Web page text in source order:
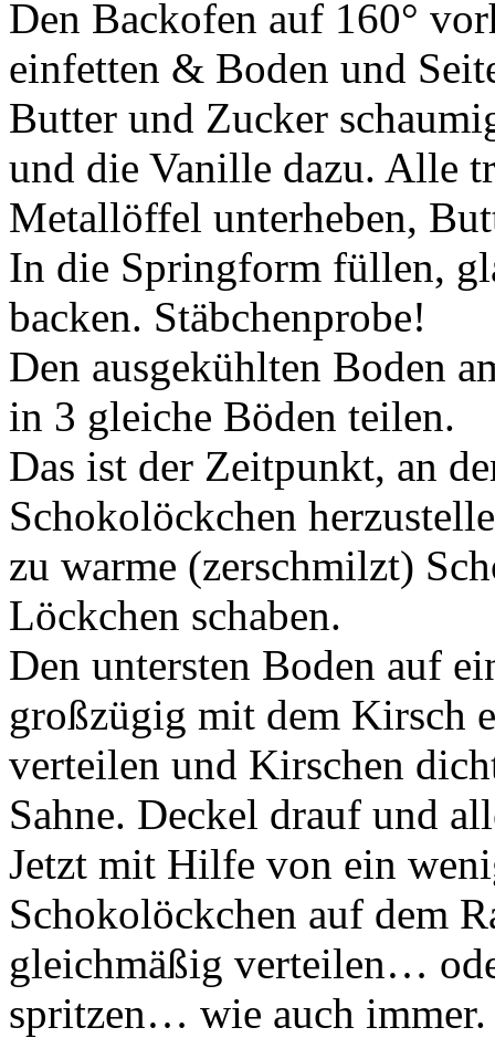
Den Backofen auf 160°
einfetten & Boden und
Butter und Zucker
und die Vanille dazu. Alle
Metallöffel unterheben,
In die Springform füllen,
backen. Stäbchenprobe!
Den ausgekühlten Boden
in 3 gleiche Böden teilen.
Das ist der Zeitpunkt, an
Schokolöckchen
zu warme (zerschmilzt)
Löckchen schaben.
Den untersten Boden auf
großzügig mit dem Kirsch
verteilen und Kirschen
Sahne. Deckel drauf und
Jetzt mit Hilfe von ein
Schokolöckchen auf dem
gleichmäßig verteilen…
spritzen… wie auch immer.